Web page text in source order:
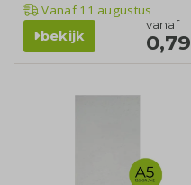
Vanaf11 augustus
bekijk
vanaf
0,79